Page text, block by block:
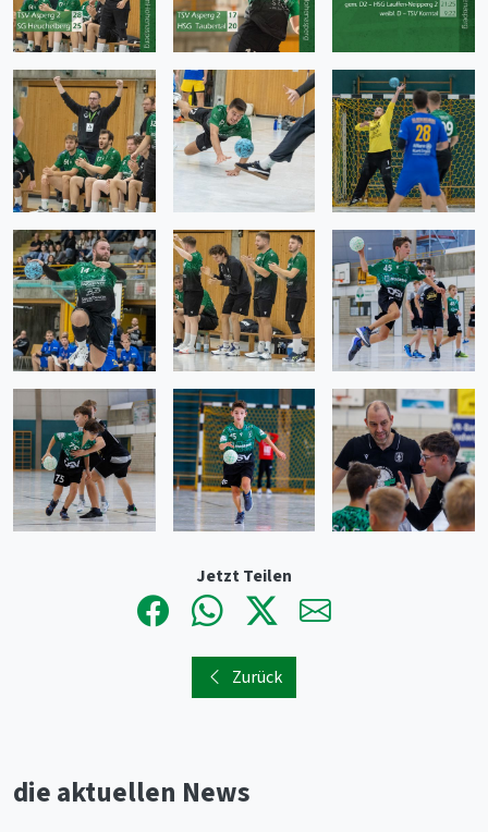
Jetzt Teilen
Zurück
die aktuellen News